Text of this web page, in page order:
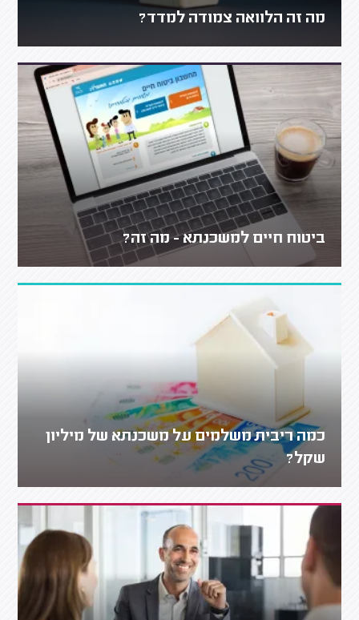
מה זה הלוואה צמודה למדד?
ביטוח חיים למשכנתא - מה זה?
כמה ריבית משלמים על משכנתא של מיליון
שקל?